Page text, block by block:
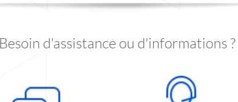
Besoin d'assistance ou d'informations ?